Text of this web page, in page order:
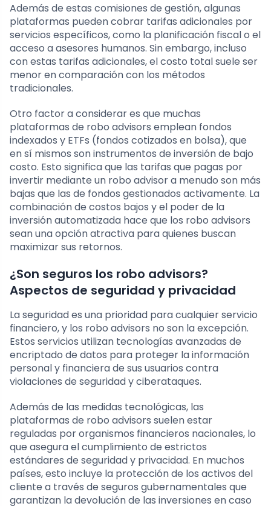
Además de estas comisiones de gestión, algunas
plataformas pueden cobrar tarifas adicionales por
servicios específicos, como la planificación fiscal o el
acceso a asesores humanos. Sin embargo, incluso
con estas tarifas adicionales, el costo total suele ser
menor en comparación con los métodos
tradicionales.
Otro factor a considerar es que muchas
plataformas de robo advisors emplean fondos
indexados y ETFs (fondos cotizados en bolsa), que
en sí mismos son instrumentos de inversión de bajo
costo. Esto significa que las tarifas que pagas por
invertir mediante un robo advisor a menudo son más
bajas que las de fondos gestionados activamente. La
combinación de costos bajos y el poder de la
inversión automatizada hace que los robo advisors
sean una opción atractiva para quienes buscan
maximizar sus retornos.
¿Son seguros los robo advisors?
Aspectos de seguridad y privacidad
La seguridad es una prioridad para cualquier servicio
financiero, y los robo advisors no son la excepción.
Estos servicios utilizan tecnologías avanzadas de
encriptado de datos para proteger la información
personal y financiera de sus usuarios contra
violaciones de seguridad y ciberataques.
Además de las medidas tecnológicas, las
plataformas de robo advisors suelen estar
reguladas por organismos financieros nacionales, lo
que asegura el cumplimiento de estrictos
estándares de seguridad y privacidad. En muchos
países, esto incluye la protección de los activos del
cliente a través de seguros gubernamentales que
garantizan la devolución de las inversiones en caso